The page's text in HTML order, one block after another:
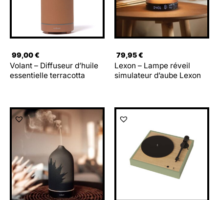
99,00€
Volant – Diffuseur d’huile
essentielle terracotta
79,95€
Lexon – Lampe réveil
simulateur d’aube Lexon